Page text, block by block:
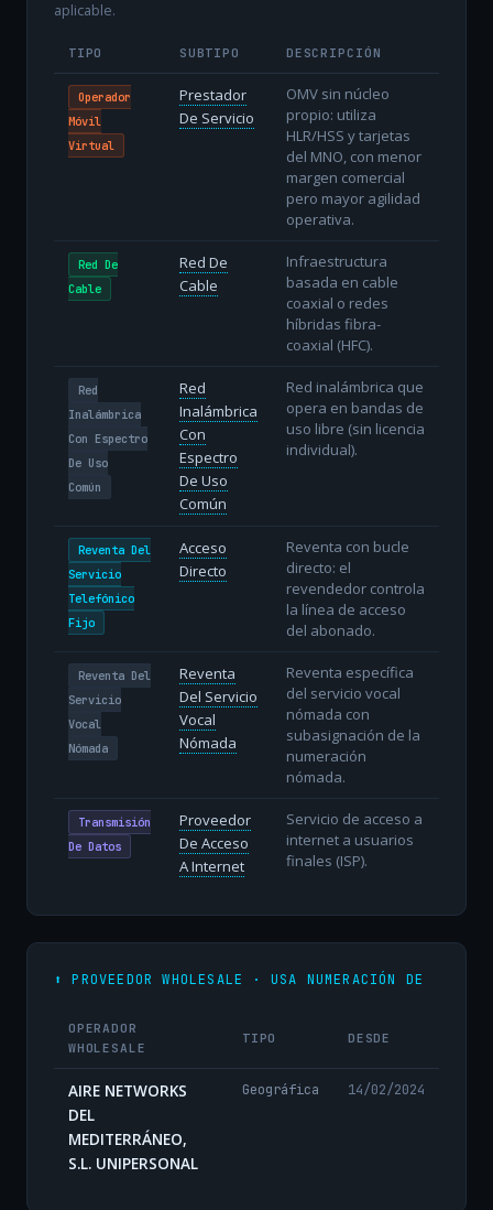
aplicable.
TIPO SUBTIPO DESCRIPCIÓN
Operador
Móvil
Virtual
Prestador
De Servicio
OMV sin núcleo
propio: utiliza
HLR/HSS y tarjetas
del MNO, con menor
margen comercial
pero mayor agilidad
operativa.
Red De
Cable
Red De
Cable
Infraestructura
basada en cable
coaxial o redes
híbridas fibra-
coaxial (HFC).
Red
Inalámbrica
Con Espectro
De Uso
Común
Red
Inalámbrica
Con
Espectro
De Uso
Común
Red inalámbrica que
opera en bandas de
uso libre (sin licencia
individual).
Reventa Del
Servicio
Telefónico
Fijo
Acceso
Directo
Reventa con bucle
directo: el
revendedor controla
la línea de acceso
del abonado.
Reventa Del
Servicio
Vocal
Nómada
Reventa
Del Servicio
Vocal
Nómada
Reventa específica
del servicio vocal
nómada con
subasignación de la
numeración
nómada.
Transmisión
De Datos
Proveedor
De Acceso
A Internet
Servicio de acceso a
internet a usuarios
finales (ISP).
⬆️ PROVEEDOR WHOLESALE · USA NUMERACIÓN DE
OPERADOR
WHOLESALE
TIPO DESDE
AIRE NETWORKS
DEL
MEDITERRÁNEO,
S.L. UNIPERSONAL
Geográfica 14/02/2024